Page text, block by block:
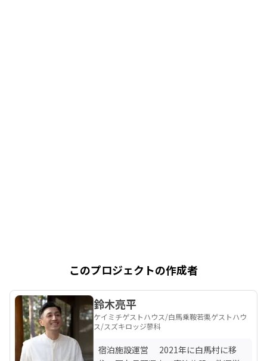
このプロジェクトの作成者
鈴木亮平
ケイミチゲストハウス/白馬乗鞍若栗ゲストハウ
ス/スズキロッジ蓼科
宿泊施設運営　 2021年に白馬村に移